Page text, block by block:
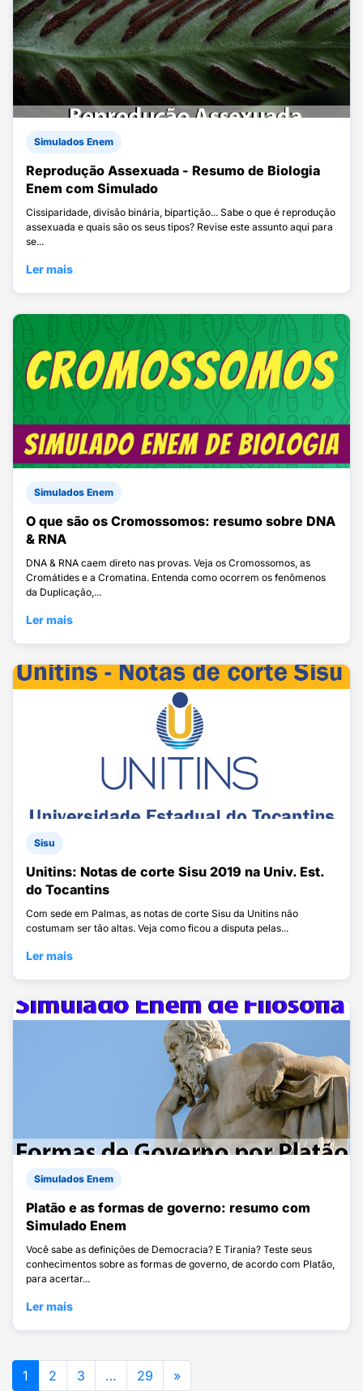
Simulados Enem
Reprodução Assexuada - Resumo de Biologia
Enem com Simulado
Cissiparidade, divisão binária, bipartição... Sabe o que é reprodução
assexuada e quais são os seus tipos? Revise este assunto aqui para
se...
Ler mais
Simulados Enem
O que são os Cromossomos: resumo sobre DNA
& RNA
DNA & RNA caem direto nas provas. Veja os Cromossomos, as
Cromátides e a Cromatina. Entenda como ocorrem os fenômenos
da Duplicação,...
Ler mais
Sisu
Unitins: Notas de corte Sisu 2019 na Univ. Est.
do Tocantins
Com sede em Palmas, as notas de corte Sisu da Unitins não
costumam ser tão altas. Veja como ficou a disputa pelas...
Ler mais
Simulados Enem
Platão e as formas de governo: resumo com
Simulado Enem
Você sabe as definições de Democracia? E Tirania? Teste seus
conhecimentos sobre as formas de governo, de acordo com Platão,
para acertar...
Ler mais
1 2 3 … 29 »